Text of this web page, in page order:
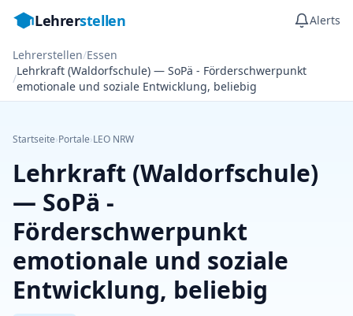
Lehrerstellen Alerts
Lehrerstellen/Essen
/
Lehrkraft (Waldorfschule) — SoPä - Förderschwerpunkt
emotionale und soziale Entwicklung, beliebig
Startseite›Portale›LEO NRW
Lehrkraft (Waldorfschule)
— SoPä -
Förderschwerpunkt
emotionale und soziale
Entwicklung, beliebig